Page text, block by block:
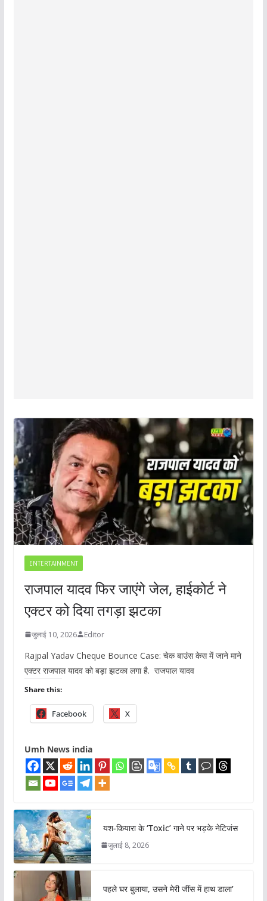
ENTERTAINMENT
राजपाल यादव फिर जाएंगे जेल, हाईकोर्ट ने
एक्टर को दिया तगड़ा झटका
जुलाई 10, 2026 Editor
Rajpal Yadav Cheque Bounce Case: चेक बाउंस केस में जाने माने
एक्टर राजपाल यादव को बड़ा झटका लगा है. राजपाल यादव
Share this:
Facebook X
Umh News india
यश-कियारा के ‘Toxic’ गाने पर भड़के नेटिजंस
जुलाई 8, 2026
पहले घर बुलाया, उसने मेरी जींस में हाथ डाला’